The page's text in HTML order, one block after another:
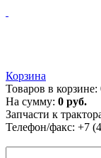
Корзина
Товаров в корзине:
На сумму: 0 руб.
Запчасти к
Телефон/факс: +7